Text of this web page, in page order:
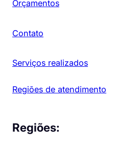
Orçamentos
Contato
Serviços realizados
Regiões de atendimento
Regiões: